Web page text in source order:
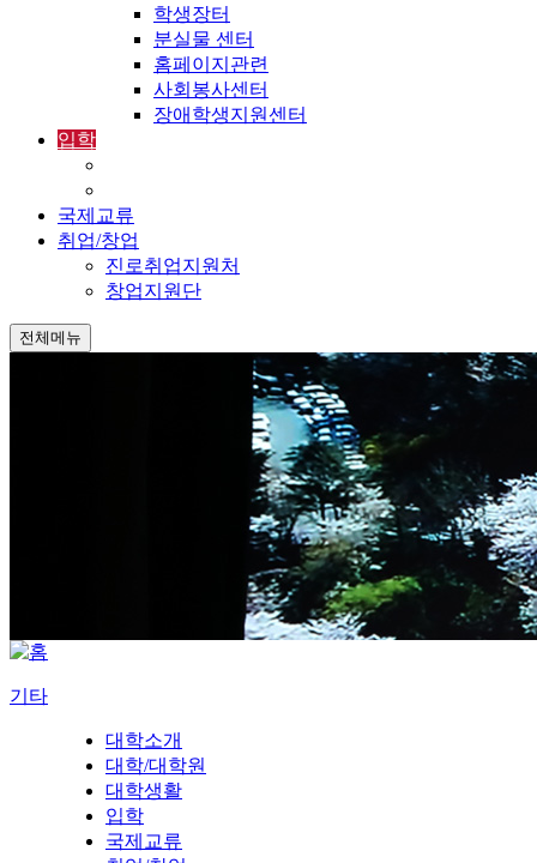
학생장터
분실물 센터
홈페이지관련
사회봉사센터
장애학생지원센터
입학
국제교류
취업/창업
진로취업지원처
창업지원단
전체메뉴
기타
대학소개
대학/대학원
대학생활
입학
국제교류